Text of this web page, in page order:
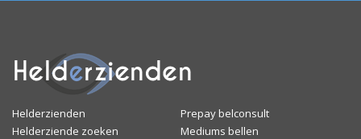
Helderzienden
Prepay belconsult
Helderziende zoeken
Mediums bellen